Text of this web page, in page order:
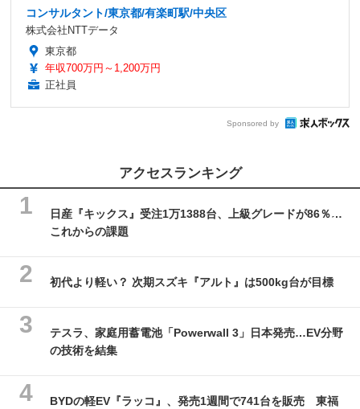
コンサルタント/東京都/有楽町駅/中央区
株式会社NTTデータ
東京都
年収700万円～1,200万円
正社員
Sponsored by
アクセスランキング
日産『キックス』受注1万1388台、上級グレードが86％…
これからの課題
初代より軽い？ 次期スズキ『アルト』は500kg台が目標
テスラ、家庭用蓄電池「Powerwall 3」日本発売…EV分野
の技術を結集
BYDの軽EV『ラッコ』、発売1週間で741台を販売 東福